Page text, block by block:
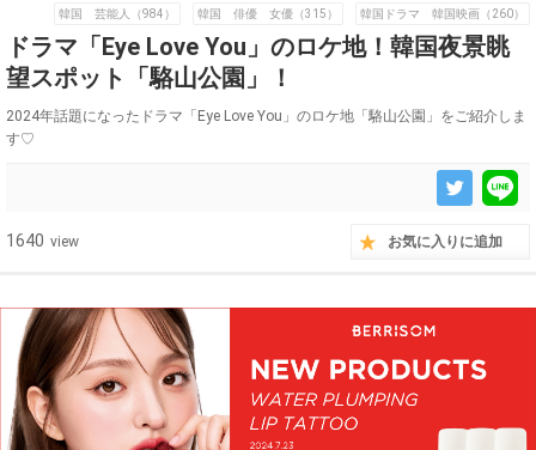
韓国 芸能人（984）
韓国 俳優 女優（315） 韓国ドラマ 韓国映画（260）
ドラマ「Eye Love You」のロケ地！韓国夜景眺
望スポット「駱山公園」！
2024年話題になったドラマ「Eye Love You」のロケ地「駱山公園」をご紹介しま
す♡
1640 view お気に入りに追加